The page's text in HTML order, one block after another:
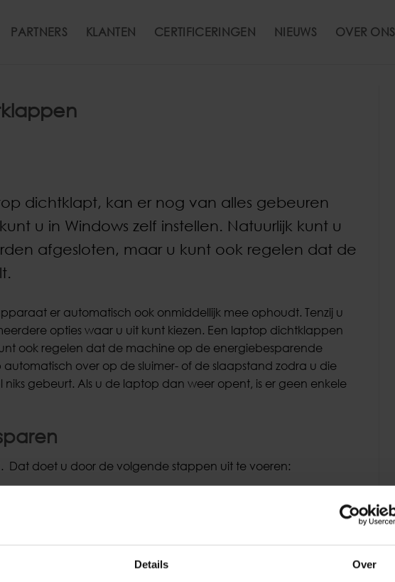
Details Over
PARTNERS KLANTEN CERTIFICERINGEN NIEUWS OVER ONS
dichtklapt, kan er nog van alles gebeuren
u in Windows zelf instellen. Natuurlijk kunt u
afgesloten, maar u kunt ook regelen dat de
er automatisch ook onmiddellijk mee ophoudt. Tenzij u
opties waar u uit kunt kiezen. Een laptop dichtklappen
ook regelen dat de machine op de energiebesparende
over op de sluimer- of de slaapstand zodra u die
gebeurt. Als u de laptop dan weer opent, is er geen enkele
Dat doet u door de volgende stappen uit te voeren:
en dan naar ‘Energiebeheer’;
op ‘Het gedrag van het sluiten van het deksel bepalen’;
sluit’ kunt u aangeven welke actie u wilt laten uitvoeren als u